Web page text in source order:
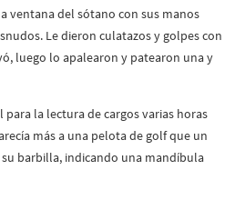
ventana del sótano con sus manos
Le dieron culatazos y golpes con
luego lo apalearon y patearon una y
la lectura de cargos varias horas
más a una pelota de golf que un
barbilla, indicando una mandíbula